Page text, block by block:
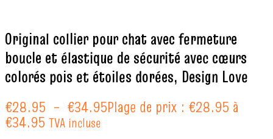
Original collier pour chat avec fermeture
boucle et élastique de sécurité avec cœurs
colorés pois et étoiles dorées, Design Love
€28.95 – €34.95Plage de prix : €28.95 à
€34.95 TVA incluse